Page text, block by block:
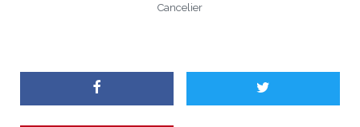
Cancelier